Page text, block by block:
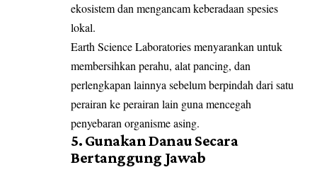
ekosistem dan mengancam keberadaan spesies
lokal.
Earth Science Laboratories menyarankan untuk
membersihkan perahu, alat pancing, dan
perlengkapan lainnya sebelum berpindah dari satu
perairan ke perairan lain guna mencegah
penyebaran organisme asing.
5. Gunakan Danau Secara
Bertanggung Jawab